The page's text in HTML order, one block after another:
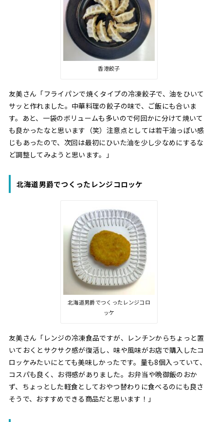
香港餃子
友美さん「フライパンで焼くタイプの冷凍餃子で、油をひいて
サッと作れました。中華料理の餃子の味で、ご飯にも合いま
す。あと、一袋のボリュームも多いので何回かに分けて焼いて
も良かったなと思います（笑）注意点としては若干油っぽい感
じもあったので、次回は最初にひいた油を少し少なめにするな
ど調整してみようと思います。」
北海道男爵でつくったレンジコロッケ
北海道男爵でつくったレンジコロ
ッケ
友美さん「レンジの冷凍食品ですが、レンチンからちょっと置
いておくとサクサク感が復活し、味や風味がお店で購入したコ
ロッケみたいにとても美味しかったです。量も8個入っていて、
コスパも良く、お得感がありました。お弁当や晩御飯のおか
ず、ちょっとした軽食としておやつ替わりに食べるのにも良さ
そうで、おすすめできる商品だと思います！」